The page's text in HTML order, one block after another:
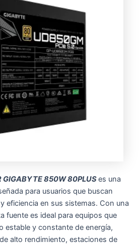
GIGABYTE 850W 80PLUSes una
para usuarios que buscan
eficiencia en sus sistemas. Con una
fuente es ideal para equipos que
estable y constante de energía,
alto rendimiento, estaciones de